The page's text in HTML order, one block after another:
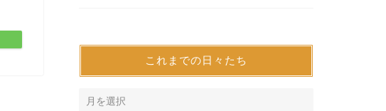
これまでの日々たち